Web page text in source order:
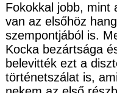
Fokokkal jobb, mint
van az elsőhöz
szempontjából is.
Kocka bezártsága
belevitték ezt a
történetszálat is,